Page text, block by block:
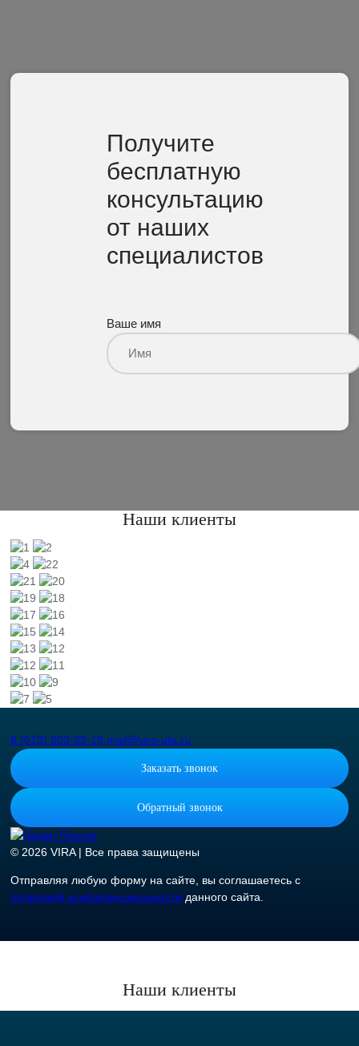
Получите
бесплатную
консультацию
от наших
специалистов
Ваше имя
Наши клиенты
8 (919) 603-69-19 mail@vira-ufa.ru
Заказать звонок
Обратный звонок
© 2026 VIRA | Все права защищены
Отправляя любую форму на сайте, вы соглашаетесь с
политикой конфиденциальности данного сайта.
Наши клиенты